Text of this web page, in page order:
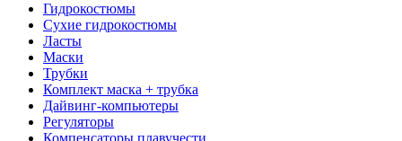
Гидрокостюмы
Сухие гидрокостюмы
Ласты
Маски
Трубки
Комплект маска + трубка
Дайвинг-компьютеры
Регуляторы
Компенсаторы плавучести